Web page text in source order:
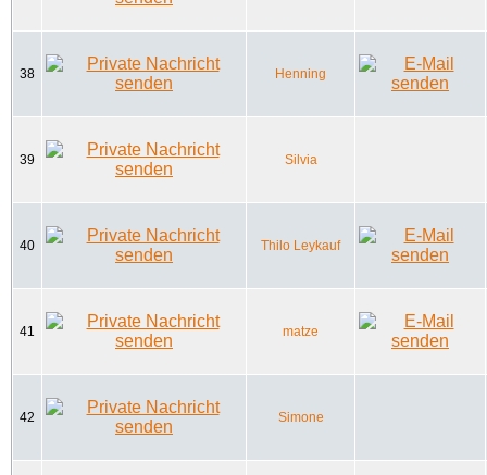
38 Henning
39 Silvia
40 Thilo Leykauf
41 matze
42 Simone